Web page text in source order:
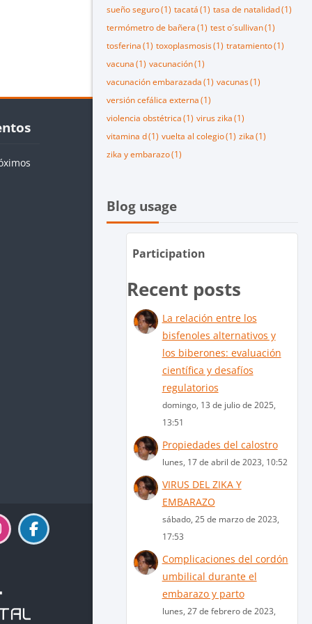
sueño seguro(1) tacatá(1) tasa de natalidad(1)
termómetro de bañera(1) test o´sullivan(1)
tosferina(1) toxoplasmosis(1) tratamiento(1)
vacuna(1) vacunación(1)
vacunación embarazada(1) vacunas(1)
versión cefálica externa(1)
violencia obstétrica(1) virus zika(1)
vitamina d(1) vuelta al colegio(1) zika(1)
zika y embarazo(1)
Blog usage
Participation
Recent posts
La relación entre los
bisfenoles alternativos y
los biberones: evaluación
científica y desafíos
regulatorios
domingo, 13 de julio de 2025,
13:51
Propiedades del calostro
lunes, 17 de abril de 2023, 10:52
VIRUS DEL ZIKA Y
EMBARAZO
sábado, 25 de marzo de 2023,
17:53
Complicaciones del cordón
umbilical durante el
embarazo y parto
lunes, 27 de febrero de 2023,